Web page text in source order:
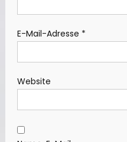
E-Mail-Adresse *
Website